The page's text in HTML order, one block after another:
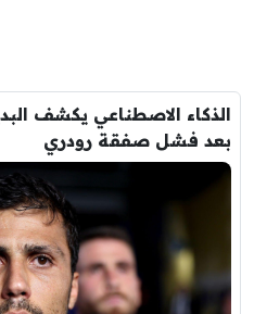
الذكاء الاصطناعي يكشف
بعد فشل صفقة رودري